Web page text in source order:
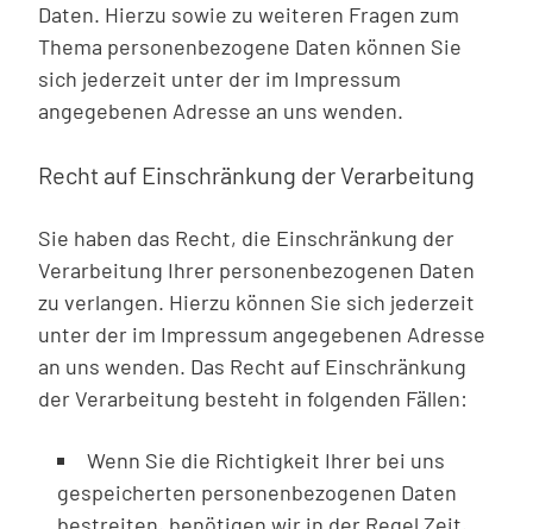
Daten. Hierzu sowie zu weiteren Fragen zum
Thema personenbezogene Daten können Sie
sich jederzeit unter der im Impressum
angegebenen Adresse an uns wenden.
Recht auf Einschränkung der Verarbeitung
Sie haben das Recht, die Einschränkung der
Verarbeitung Ihrer personenbezogenen Daten
zu verlangen. Hierzu können Sie sich jederzeit
unter der im Impressum angegebenen Adresse
an uns wenden. Das Recht auf Einschränkung
der Verarbeitung besteht in folgenden Fällen:
Wenn Sie die Richtigkeit Ihrer bei uns
gespeicherten personenbezogenen Daten
bestreiten, benötigen wir in der Regel Zeit,